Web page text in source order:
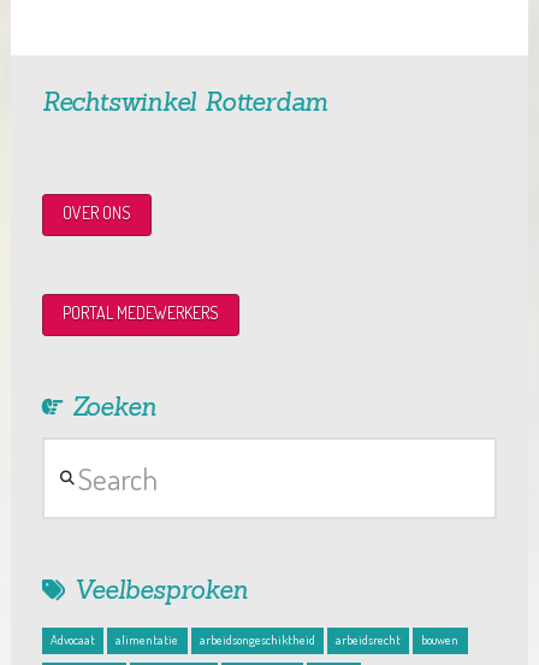
Rechtswinkel Rotterdam
OVER ONS
PORTAL MEDEWERKERS
Zoeken
Veelbesproken
Advocaat alimentatie arbeidsongeschiktheid arbeidsrecht bouwen